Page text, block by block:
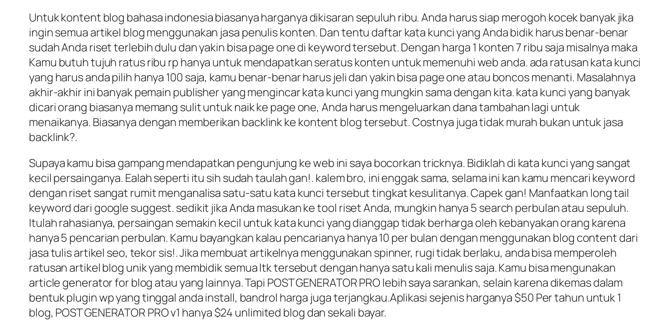
Untuk kontent blog bahasa indonesia biasanya harganya dikisaran sepuluh ribu. Anda harus siap merogoh kocek banyak jika
ingin semua artikel blog menggunakan jasa penulis konten. Dan tentu daftar kata kunci yang Anda bidik harus benar-benar
sudah Anda riset terlebih dulu dan yakin bisa page one di keyword tersebut. Dengan harga 1 konten 7 ribu saja misalnya maka
Kamu butuh tujuh ratus ribu rp hanya untuk mendapatkan seratus konten untuk memenuhi web anda. ada ratusan kata kunci
yang harus anda pilih hanya 100 saja, kamu benar-benar harus jeli dan yakin bisa page one atau boncos menanti. Masalahnya
akhir-akhir ini banyak pemain publisher yang mengincar kata kunci yang mungkin sama dengan kita. kata kunci yang banyak
dicari orang biasanya memang sulit untuk naik ke page one, Anda harus mengeluarkan dana tambahan lagi untuk
menaikanya. Biasanya dengan memberikan backlink ke kontent blog tersebut. Costnya juga tidak murah bukan untuk jasa
backlink?.
Supaya kamu bisa gampang mendapatkan pengunjung ke web ini saya bocorkan tricknya. Bidiklah di kata kunci yang sangat
kecil persainganya. Ealah seperti itu sih sudah taulah gan!. kalem bro, ini enggak sama, selama ini kan kamu mencari keyword
dengan riset sangat rumit menganalisa satu-satu kata kunci tersebut tingkat kesulitanya. Capek gan! Manfaatkan long tail
keyword dari google suggest. sedikit jika Anda masukan ke tool riset Anda, mungkin hanya 5 search perbulan atau sepuluh.
Itulah rahasianya, persaingan semakin kecil untuk kata kunci yang dianggap tidak berharga oleh kebanyakan orang karena
hanya 5 pencarian perbulan. Kamu bayangkan kalau pencarianya hanya 10 per bulan dengan menggunakan blog content dari
jasa tulis artikel seo, tekor sis!. Jika membuat artikelnya menggunakan spinner, rugi tidak berlaku, anda bisa memperoleh
ratusan artikel blog unik yang membidik semua ltk tersebut dengan hanya satu kali menulis saja. Kamu bisa mengunakan
article generator for blog atau yang lainnya. Tapi POST GENERATOR PRO lebih saya sarankan, selain karena dikemas dalam
bentuk plugin wp yang tinggal anda install, bandrol harga juga terjangkau.Aplikasi sejenis harganya $50 Per tahun untuk 1
blog, POST GENERATOR PRO v1 hanya $24 unlimited blog dan sekali bayar.